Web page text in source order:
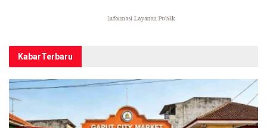
KabarTerbaru